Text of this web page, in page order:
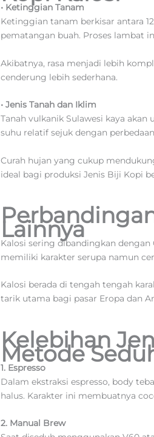
• Ketinggian Tanam
Ketinggian tanam berkisar antara
pematangan buah. Proses lambat
Akibatnya, rasa menjadi lebih
cenderung lebih sederhana.
• Jenis Tanah dan Iklim
Tanah vulkanik Sulawesi kaya
suhu relatif sejuk dengan
Curah hujan yang cukup
ideal bagi produksi Jenis Biji Kopi
Lainnya
Kalosi sering dibandingkan dengan
memiliki karakter serupa namun
Kalosi berada di tengah tengah
tarik utama bagi pasar Eropa dan
Kelebihan
Metode
1. Espresso
Dalam ekstraksi espresso, body
halus. Karakter ini membuatnya
2. Manual Brew